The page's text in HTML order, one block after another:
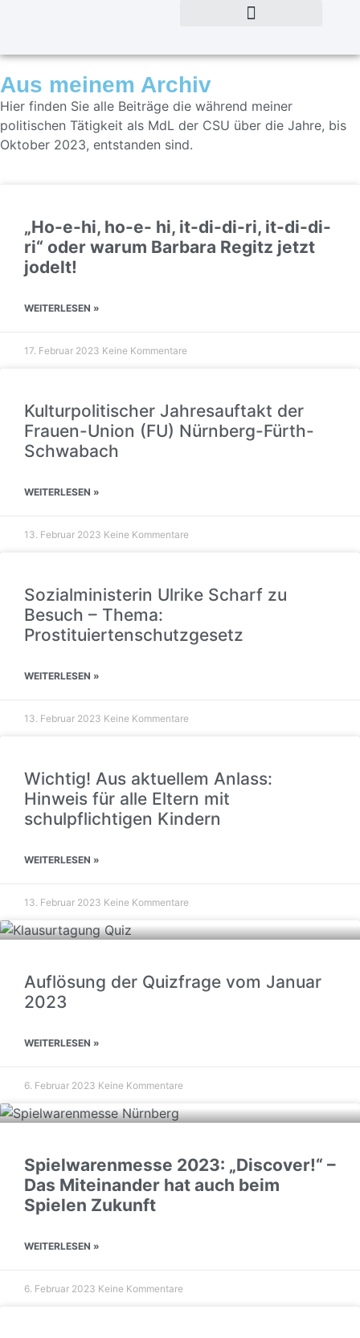
Aus meinem Archiv
Hier finden Sie alle Beiträge die während meiner
politischen Tätigkeit als MdL der CSU über die Jahre, bis
Oktober 2023, entstanden sind.
„Ho-e-hi, ho-e- hi, it-di-di-ri, it-di-di-
ri“ oder warum Barbara Regitz jetzt
jodelt!
WEITERLESEN »
17. Februar 2023 Keine Kommentare
Kulturpolitischer Jahresauftakt der
Frauen-Union (FU) Nürnberg-Fürth-
Schwabach
WEITERLESEN »
13. Februar 2023 Keine Kommentare
Sozialministerin Ulrike Scharf zu
Besuch – Thema:
Prostituiertenschutzgesetz
WEITERLESEN »
13. Februar 2023 Keine Kommentare
Wichtig! Aus aktuellem Anlass:
Hinweis für alle Eltern mit
schulpflichtigen Kindern
WEITERLESEN »
13. Februar 2023 Keine Kommentare
Auflösung der Quizfrage vom Januar
2023
WEITERLESEN »
6. Februar 2023 Keine Kommentare
Spielwarenmesse 2023: „Discover!“ –
Das Miteinander hat auch beim
Spielen Zukunft
WEITERLESEN »
6. Februar 2023 Keine Kommentare